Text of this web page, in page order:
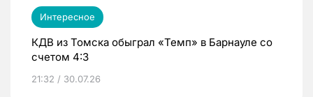
Интересное
КДВ из Томска обыграл «Темп» в Барнауле со
счетом 4:3
21:32 / 30.07.26